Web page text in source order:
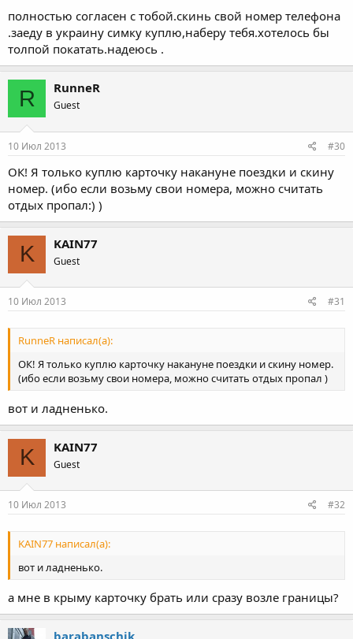
полностью согласен с тобой.скинь свой номер телефона
.заеду в украину симку куплю,наберу тебя.хотелось бы
толпой покатать.надеюсь .
R RunneR
Guest
10 Июл 2013 #30
ОК! Я только куплю карточку накануне поездки и скину
номер. (ибо если возьму свои номера, можно считать
отдых пропал:) )
K KAIN77
Guest
10 Июл 2013 #31
RunneR написал(а):
ОК! Я только куплю карточку накануне поездки и скину номер.
(ибо если возьму свои номера, можно считать отдых пропал )
вот и ладненько.
K KAIN77
Guest
10 Июл 2013 #32
KAIN77 написал(а):
вот и ладненько.
а мне в крыму карточку брать или сразу возле границы?
barabanschik